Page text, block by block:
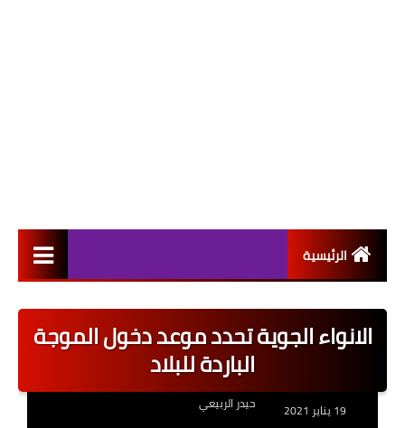
الرئيسية
اخبار القطاع العام
اخبار القطاع الخاص
الانواء الجوية تحدد موعد دخول الموجة
الباردة للبلاد
حيدر الربيعي